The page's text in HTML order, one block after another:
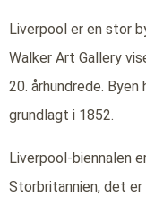
Liverpool er en stor
Walker Art Gallery
20. århundrede.
grundlagt i 1852.
Liverpool-biennalen
Storbritannien, det